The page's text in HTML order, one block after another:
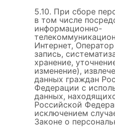
5.10. При сборе
в том числе
информационно-
Интернет,
запись,
хранение,
изменение),
данных граждан
Федерации с
данных,
Российской
исключением
Законе о